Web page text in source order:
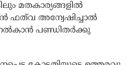
മതകാര്യങ്ങളില്‍
ഫത്‌വ അന്വേഷിച്ചാല്‍
പണ്ഡിതര്‍ക്കു